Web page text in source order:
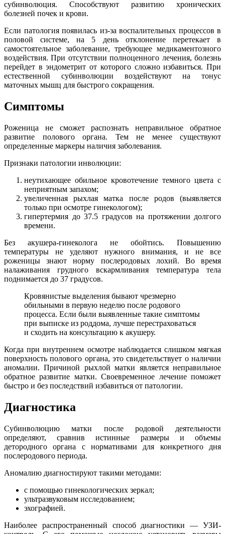
субинволюция. Способствуют развитию хронических
болезней почек и крови.
Если патология появилась из-за воспалительных процессов в
половой системе, на 5 день отклонение перетекает в
самостоятельное заболевание, требующее медикаментозного
воздействия. При отсутствии полноценного лечения, болезнь
перейдет в эндометрит от которого сложно избавиться. При
естественной субинволюции воздействуют на тонус
маточных мышц для быстрого сокращения.
Симптомы
Роженица не сможет распознать неправильное обратное
развитие полового органа. Тем не менее существуют
определенные маркеры наличия заболевания.
Признаки патологии инволюции:
неутихающее обильное кровотечение темного цвета с
неприятным запахом;
увеличенная рыхлая матка после родов (выявляется
только при осмотре гинекологом);
гипертермия до 37.5 градусов на протяжении долгого
времени.
Без акушера-гинеколога не обойтись. Повышению
температуры не уделяют нужного внимания, и не все
роженицы знают норму послеродовых лохий. Во время
налаживания грудного вскармливания температура тела
поднимается до 37 градусов.
Кровянистые выделения бывают чрезмерно
обильными в первую неделю после родового
процесса. Если были выявленные такие симптомы
при выписке из роддома, лучше перестраховаться
и сходить на консультацию к акушеру.
Когда при внутреннем осмотре наблюдается слишком мягкая
поверхность полового органа, это свидетельствует о наличии
аномалии. Причиной рыхлой матки является неправильное
обратное развитие матки. Своевременное лечение поможет
быстро и без последствий избавиться от патологии.
Диагностика
Субинволюцию матки после родовой деятельности
определяют, сравнив истинные размеры и объемы
детородного органа с нормативами для конкретного дня
послеродового периода.
Аномалию диагностируют такими методами:
с помощью гинекологических зеркал;
ультразвуковым исследованием;
эхографией.
Наиболее распространенный способ диагностики — УЗИ-